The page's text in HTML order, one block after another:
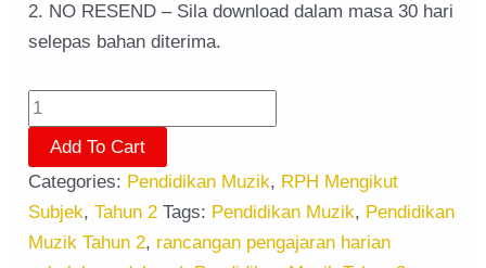
2. NO RESEND – Sila download dalam masa 30 hari
selepas bahan diterima.
Add To Cart
Categories: Pendidikan Muzik, RPH Mengikut
Subjek,Tahun 2 Tags: Pendidikan Muzik, Pendidikan
Muzik Tahun 2, rancangan pengajaran harian